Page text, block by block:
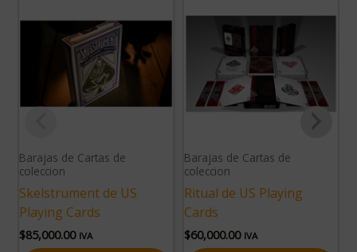
Barajas de Cartas de
coleccion
Skelstrument de US
Playing Cards
$85,000.00 IVA
Barajas de Cartas de
coleccion
Ritual de US Playing
Cards
$60,000.00 IVA